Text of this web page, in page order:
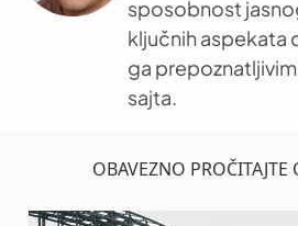
sposobnost
ključnih aspekata
ga
sajta.
OBAVEZNO PROČITAJTE